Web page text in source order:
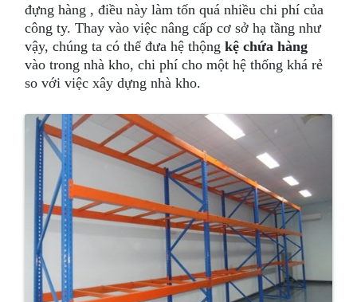
đựng hàng , điều này làm tốn quá nhiều chi phí của
công ty. Thay vào việc nâng cấp cơ sở hạ tầng như
vậy, chúng ta có thể đưa hệ thộngkệ chứa hàng
vào trong nhà kho, chi phí cho một hệ thống khá rẻ
so với việc xây dựng nhà kho.